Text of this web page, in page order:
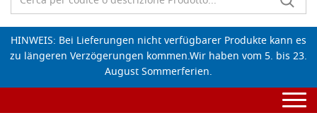
HINWEIS: Bei Lieferungen nicht verfügbarer Produkte kann es
zu längeren Verzögerungen kommen.Wir haben vom 5. bis 23.
August Sommerferien.